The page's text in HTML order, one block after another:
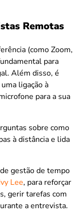
Remotas
(como Zoom,
para
Além disso, é
ligação à
para a sua
sobre como
à distância e lida
gestão de tempo
Lee, para reforçar
gerir tarefas com
a entrevista.